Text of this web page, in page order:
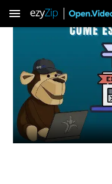
menu